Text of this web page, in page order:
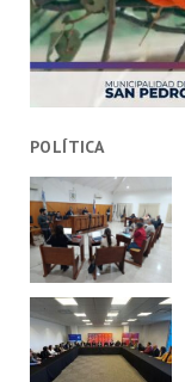
POLÍTICA